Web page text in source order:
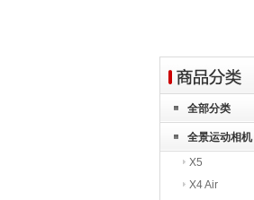
全部分类
全景运动相机
X5
X4 Air